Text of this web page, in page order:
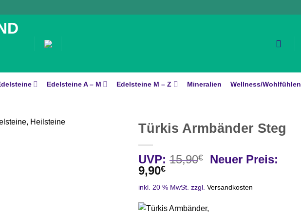
Edelsteine A – M Edelsteine M – Z Mineralien Wellness/Wohlfühlen
Türkis Armbänder Steg
UVP: 15,90€
Ursprünglicher
15,90€
Neuer Preis:
9,90€Aktueller
ist:
9,90€.
inkl. 20 % MwSt. zzgl. Versandkosten